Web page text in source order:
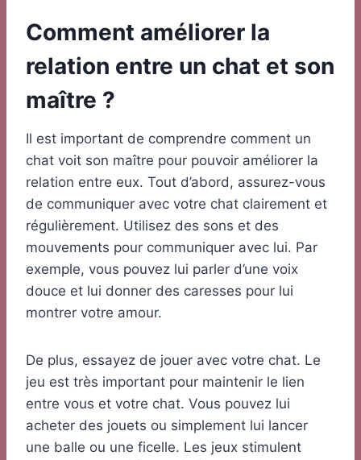
Comment améliorer la
relation entre un chat et son
maître ?
Il est important de comprendre comment un
chat voit son maître pour pouvoir améliorer la
relation entre eux. Tout d’abord, assurez-vous
de communiquer avec votre chat clairement et
régulièrement. Utilisez des sons et des
mouvements pour communiquer avec lui. Par
exemple, vous pouvez lui parler d’une voix
douce et lui donner des caresses pour lui
montrer votre amour.
De plus, essayez de jouer avec votre chat. Le
jeu est très important pour maintenir le lien
entre vous et votre chat. Vous pouvez lui
acheter des jouets ou simplement lui lancer
une balle ou une ficelle. Les jeux stimulent